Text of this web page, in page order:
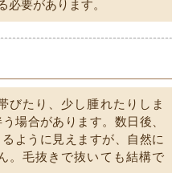
必要があります。
びたり、少し腫れたりしま
場合があります。数日後、
ように見えますが、自然に
。毛抜きで抜いても結構で